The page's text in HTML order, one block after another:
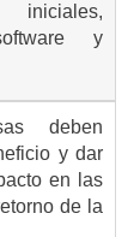
iniciales,
y
deben
y dar
en las
de la